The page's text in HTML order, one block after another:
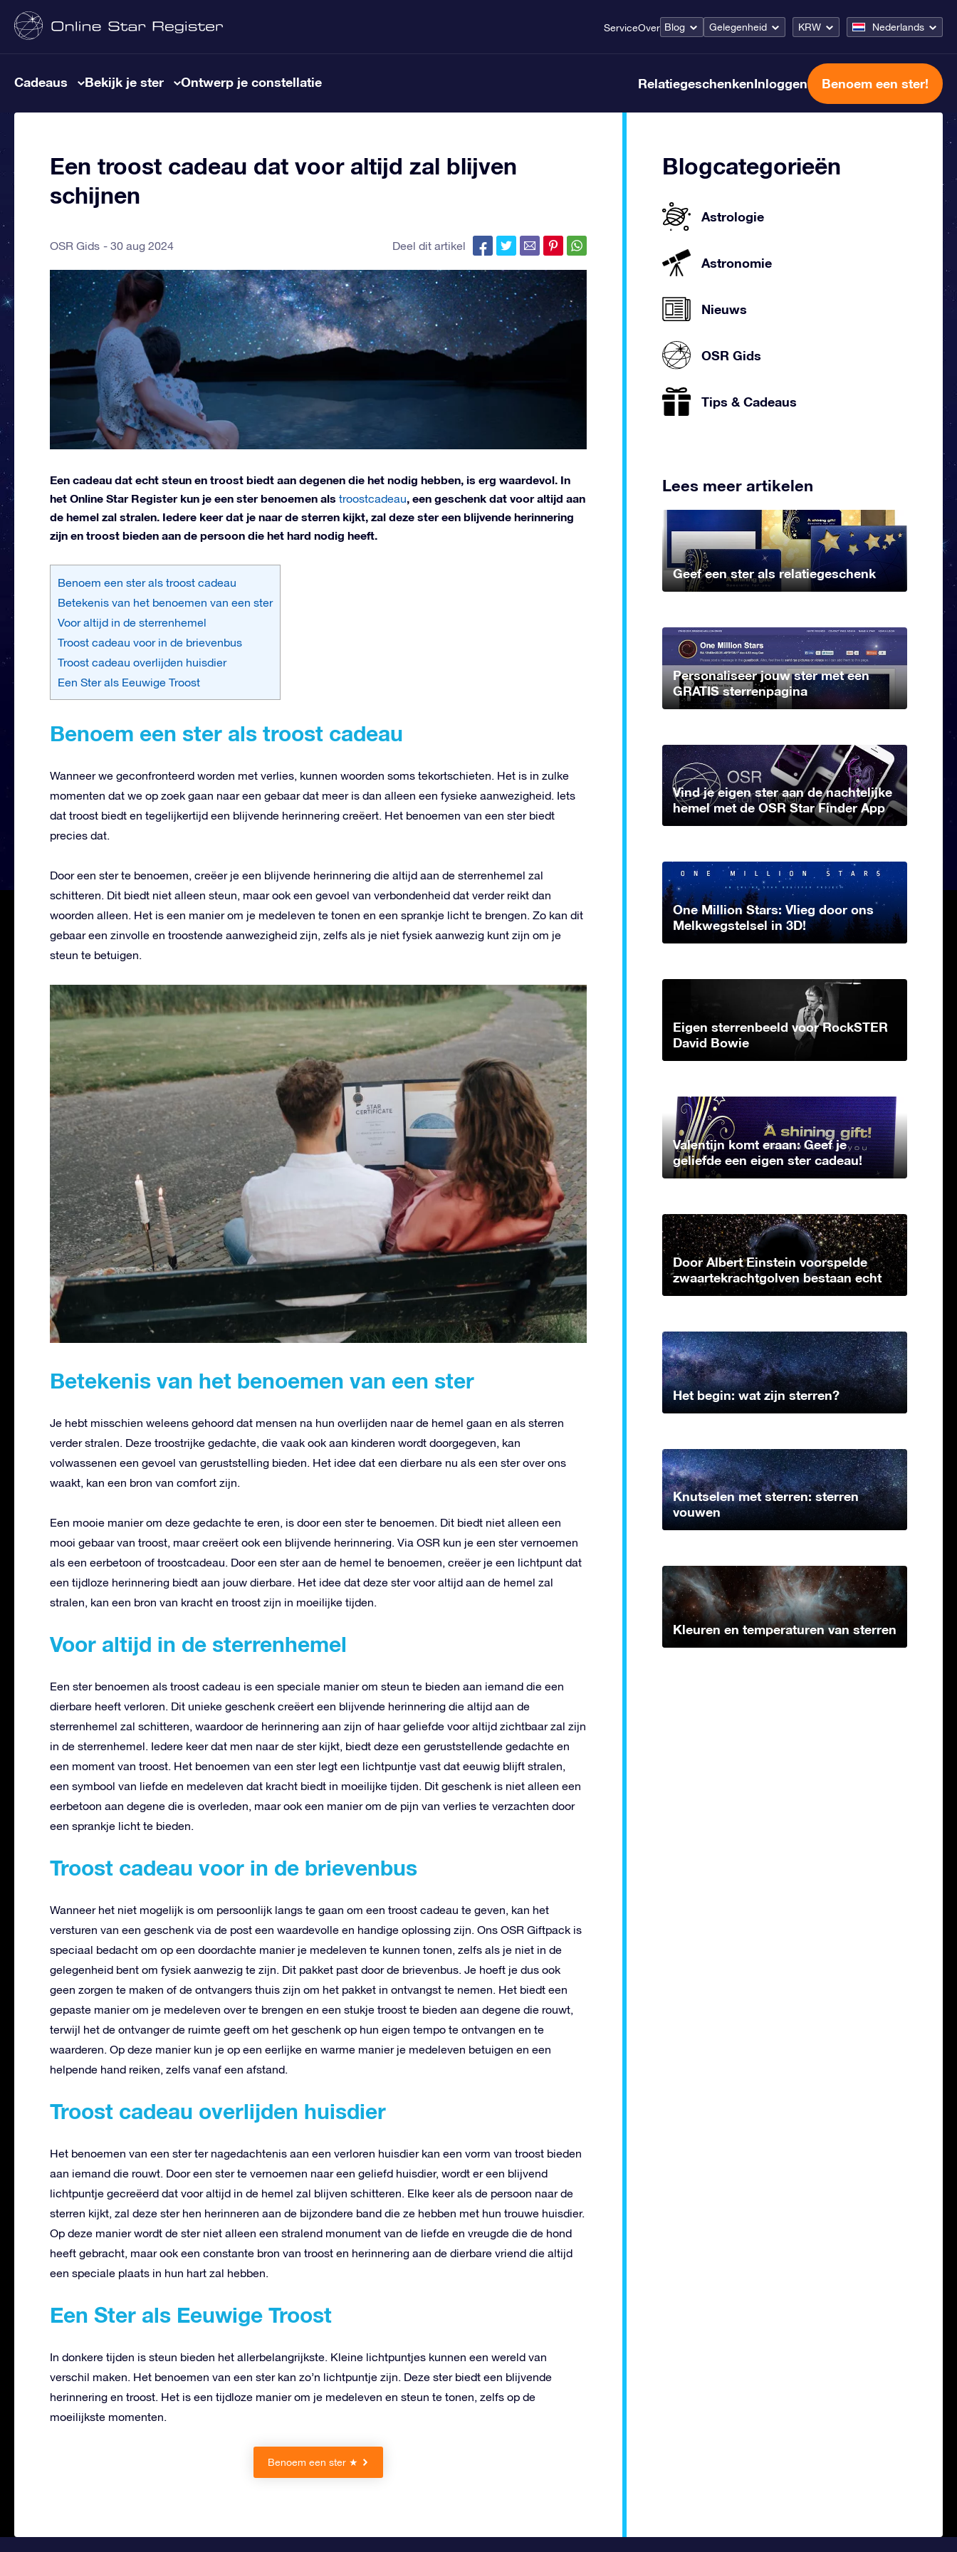
ServiceOver Blog Gelegenheid KRW Nederlands
Cadeaus Bekijk je ster Ontwerp je constellatie RelatiegeschenkenInloggen Benoem een ster!
Een troost cadeau dat voor altijd zal blijven
schijnen
OSR Gids 30 aug 2024 Deel dit artikel
Een cadeau dat echt steun en troost biedt aan degenen die het nodig hebben, is erg waardevol. In
het Online Star Register kun je een ster benoemen als troostcadeau, een geschenk dat voor altijd aan
de hemel zal stralen. Iedere keer dat je naar de sterren kijkt, zal deze ster een blijvende herinnering
zijn en troost bieden aan de persoon die het hard nodig heeft.
Benoem een ster als troost cadeau
Betekenis van het benoemen van een ster
Voor altijd in de sterrenhemel
Troost cadeau voor in de brievenbus
Troost cadeau overlijden huisdier
Een Ster als Eeuwige Troost
Benoem een ster als troost cadeau
Wanneer we geconfronteerd worden met verlies, kunnen woorden soms tekortschieten. Het is in zulke
momenten dat we op zoek gaan naar een gebaar dat meer is dan alleen een fysieke aanwezigheid. Iets
dat troost biedt en tegelijkertijd een blijvende herinnering creëert. Het benoemen van een ster biedt
precies dat.
Door een ster te benoemen, creëer je een blijvende herinnering die altijd aan de sterrenhemel zal
schitteren. Dit biedt niet alleen steun, maar ook een gevoel van verbondenheid dat verder reikt dan
woorden alleen. Het is een manier om je medeleven te tonen en een sprankje licht te brengen. Zo kan dit
gebaar een zinvolle en troostende aanwezigheid zijn, zelfs als je niet fysiek aanwezig kunt zijn om je
steun te betuigen.
Betekenis van het benoemen van een ster
Je hebt misschien weleens gehoord dat mensen na hun overlijden naar de hemel gaan en als sterren
verder stralen. Deze troostrijke gedachte, die vaak ook aan kinderen wordt doorgegeven, kan
volwassenen een gevoel van geruststelling bieden. Het idee dat een dierbare nu als een ster over ons
waakt, kan een bron van comfort zijn.
Een mooie manier om deze gedachte te eren, is door een ster te benoemen. Dit biedt niet alleen een
mooi gebaar van troost, maar creëert ook een blijvende herinnering. Via OSR kun je een ster vernoemen
als een eerbetoon of troostcadeau. Door een ster aan de hemel te benoemen, creëer je een lichtpunt dat
een tijdloze herinnering biedt aan jouw dierbare. Het idee dat deze ster voor altijd aan de hemel zal
stralen, kan een bron van kracht en troost zijn in moeilijke tijden.
Voor altijd in de sterrenhemel
Een ster benoemen als troost cadeau is een speciale manier om steun te bieden aan iemand die een
dierbare heeft verloren. Dit unieke geschenk creëert een blijvende herinnering die altijd aan de
sterrenhemel zal schitteren, waardoor de herinnering aan zijn of haar geliefde voor altijd zichtbaar zal zijn
in de sterrenhemel. Iedere keer dat men naar de ster kijkt, biedt deze een geruststellende gedachte en
een moment van troost. Het benoemen van een ster legt een lichtpuntje vast dat eeuwig blijft stralen,
een symbool van liefde en medeleven dat kracht biedt in moeilijke tijden. Dit geschenk is niet alleen een
eerbetoon aan degene die is overleden, maar ook een manier om de pijn van verlies te verzachten door
een sprankje licht te bieden.
Troost cadeau voor in de brievenbus
Wanneer het niet mogelijk is om persoonlijk langs te gaan om een troost cadeau te geven, kan het
versturen van een geschenk via de post een waardevolle en handige oplossing zijn. Ons OSR Giftpack is
speciaal bedacht om op een doordachte manier je medeleven te kunnen tonen, zelfs als je niet in de
gelegenheid bent om fysiek aanwezig te zijn. Dit pakket past door de brievenbus. Je hoeft je dus ook
geen zorgen te maken of de ontvangers thuis zijn om het pakket in ontvangst te nemen. Het biedt een
gepaste manier om je medeleven over te brengen en een stukje troost te bieden aan degene die rouwt,
terwijl het de ontvanger de ruimte geeft om het geschenk op hun eigen tempo te ontvangen en te
waarderen. Op deze manier kun je op een eerlijke en warme manier je medeleven betuigen en een
helpende hand reiken, zelfs vanaf een afstand.
Troost cadeau overlijden huisdier
Het benoemen van een ster ter nagedachtenis aan een verloren huisdier kan een vorm van troost bieden
aan iemand die rouwt. Door een ster te vernoemen naar een geliefd huisdier, wordt er een blijvend
lichtpuntje gecreëerd dat voor altijd in de hemel zal blijven schitteren. Elke keer als de persoon naar de
sterren kijkt, zal deze ster hen herinneren aan de bijzondere band die ze hebben met hun trouwe huisdier.
Op deze manier wordt de ster niet alleen een stralend monument van de liefde en vreugde die de hond
heeft gebracht, maar ook een constante bron van troost en herinnering aan de dierbare vriend die altijd
een speciale plaats in hun hart zal hebben.
Een Ster als Eeuwige Troost
In donkere tijden is steun bieden het allerbelangrijkste. Kleine lichtpuntjes kunnen een wereld van
verschil maken. Het benoemen van een ster kan zo’n lichtpuntje zijn. Deze ster biedt een blijvende
herinnering en troost. Het is een tijdloze manier om je medeleven en steun te tonen, zelfs op de
moeilijkste momenten.
Benoem een ster ★
Blogcategorieën
Astrologie
Astronomie
Nieuws
OSR Gids
Tips & Cadeaus
Lees meer artikelen
Geef een ster als relatiegeschenk
Personaliseer jouw ster met een
GRATIS sterrenpagina
Vind je eigen ster aan de nachtelijke
hemel met de OSR Star Finder App
One Million Stars: Vlieg door ons
Melkwegstelsel in 3D!
Eigen sterrenbeeld voor RockSTER
David Bowie
Valentijn komt eraan: Geef je
geliefde een eigen ster cadeau!
Door Albert Einstein voorspelde
zwaartekrachtgolven bestaan echt
Het begin: wat zijn sterren?
Knutselen met sterren: sterren
vouwen
Kleuren en temperaturen van sterren